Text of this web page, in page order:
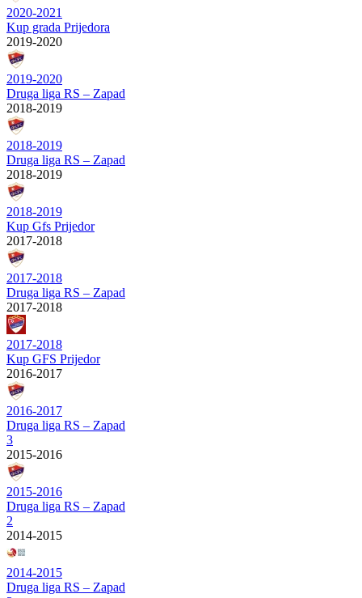
2020-2021
Kup grada Prijedora
2019-2020
2019-2020
Druga liga RS – Zapad
2018-2019
2018-2019
Druga liga RS – Zapad
2018-2019
2018-2019
Kup Gfs Prijedor
2017-2018
2017-2018
Druga liga RS – Zapad
2017-2018
2017-2018
Kup GFS Prijedor
2016-2017
2016-2017
Druga liga RS – Zapad
3
2015-2016
2015-2016
Druga liga RS – Zapad
2
2014-2015
2014-2015
Druga liga RS – Zapad